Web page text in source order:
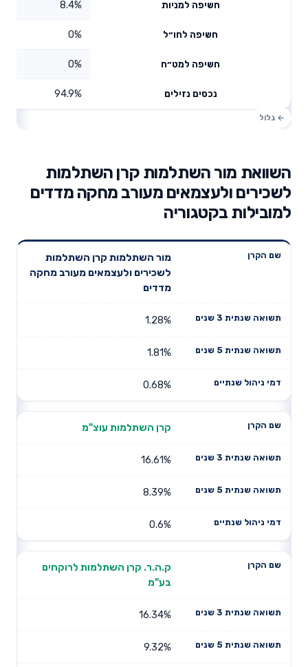
חשיפה למניות 8.4%
חשיפה לחו״ל 0%
חשיפה למט״ח 0%
נכסים נזילים 94.9%
השוואת מור השתלמות קרן השתלמות
לשכירים ולעצמאים מעורב מחקה מדדים
למובילות בקטגוריה
שנתית 3
תשואה
שנתית 5
דמי ניהול
שנתיים
מור השתלמות קרן השתלמות
לשכירים ולעצמאים מעורב מחקה
מדדים
1.28%
1.81%
0.68%
קרן השתלמות עוצ"מ
16.61%
8.39%
0.6%
ק.ה.ר. קרן השתלמות לרוקחים
בע"מ
16.34%
9.32%